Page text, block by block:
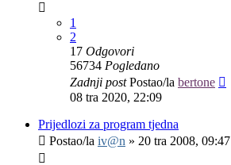
1
2
17 Odgovori
56734 Pogledano
Zadnji postPostao/la bertone
08 tra 2020, 22:09
Prijedlozi za program tjedna
Postao/la iv@n » 20 tra 2008, 09:47